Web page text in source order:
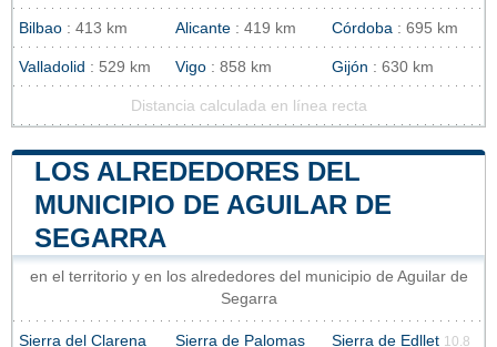
Bilbao : 413 km Alicante : 419 km Córdoba : 695 km
Valladolid : 529 km Vigo : 858 km Gijón : 630 km
Distancia calculada en línea recta
LOS ALREDEDORES DEL
MUNICIPIO DE AGUILAR DE
SEGARRA
en el territorio y en los alrededores del municipio de Aguilar de
Segarra
Sierra del Clarena Sierra de Palomas Sierra de Edllet 10.8